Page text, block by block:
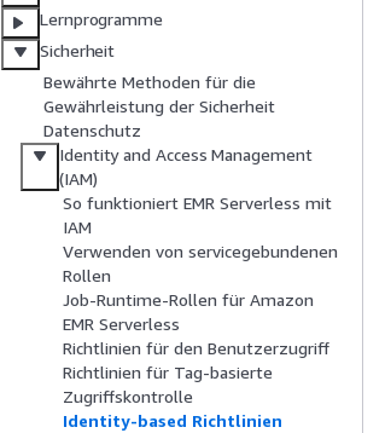
Lernprogramme
Sicherheit
Bewährte Methoden für die
Gewährleistung der Sicherheit
Datenschutz
Identity and Access Management
(IAM)
So funktioniert EMR Serverless mit
IAM
Verwenden von servicegebundenen
Rollen
Job-Runtime-Rollen für Amazon
EMR Serverless
Richtlinien für den Benutzerzugriff
Richtlinien für Tag-basierte
Zugriffskontrolle
Identity-based Richtlinien